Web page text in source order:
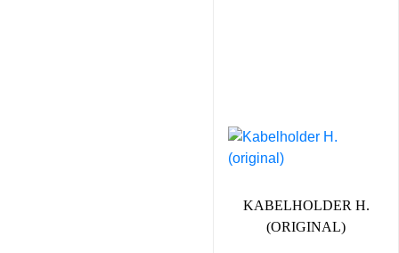
KABELHOLDER H.
(ORIGINAL)